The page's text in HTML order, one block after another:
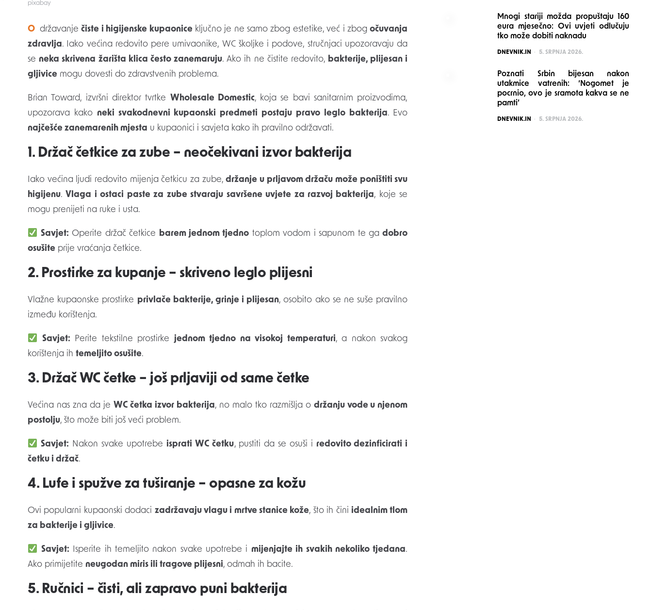
pixabay
Održavanječiste i higijenske kupaonice ključno je ne samo zbog estetike, već i zbogočuvanja
zdravlja. Iako većina redovito pere umivaonike, WC školjke i podove, stručnjaci upozoravaju da
se neka skrivena žarišta klica često zanemaruju. Ako ih ne čistite redovito, bakterije, plijesan i
gljivice mogu dovesti do zdravstvenih problema.
Brian Toward, izvršni direktor tvrtke Wholesale Domestic, koja se bavi sanitarnim proizvodima,
upozorava kako neki svakodnevni kupaonski predmeti postaju pravo leglo bakterija. Evo
najčešće zanemarenih mjesta u kupaonici i savjeta kako ih pravilno održavati.
1. Držač četkice za zube – neočekivani izvor bakterija
Iako većina ljudi redovito mijenja četkicu za zube,držanje u prljavom držaču može poništiti svu
higijenu. Vlaga i ostaci paste za zube stvaraju savršene uvjete za razvoj bakterija, koje se
mogu prenijeti na ruke i usta.
Savjet: Operite držač četkice barem jednom tjedno toplom vodom i sapunom te gadobro
osušite prije vraćanja četkice.
2. Prostirke za kupanje – skriveno leglo plijesni
Vlažne kupaonske prostirke privlače bakterije, grinje i plijesan, osobito ako se ne suše pravilno
između korištenja.
Savjet: Perite tekstilne prostirke jednom tjedno na visokoj temperaturi, a nakon svakog
korištenja ih temeljito osušite.
3. Držač WC četke – još prljaviji od same četke
Većina nas zna da je WC četka izvor bakterija, no malo tko razmišlja o držanju vode u njenom
postolju, što može biti još veći problem.
Savjet: Nakon svake upotrebe isprati WC četku, pustiti da se osuši i redovito dezinficirati i
četku i držač.
4. Lufe i spužve za tuširanje – opasne za kožu
Ovi popularni kupaonski dodaci zadržavaju vlagu i mrtve stanice kože, što ih čini idealnim tlom
za bakterije i gljivice.
Savjet: Isperite ih temeljito nakon svake upotrebe i mijenjajte ih svakih nekoliko tjedana.
Ako primijetite neugodan miris ili tragove plijesni, odmah ih bacite.
5. Ručnici – čisti, ali zapravo puni bakterija
Mnogi stariji možda propuštaju 160
eura mjesečno: Ovi uvjeti odlučuju
tko može dobiti naknadu
POSTED
DNEVNIK.IN 5. SRPNJA 2026.
Poznati Srbin bijesan nakon
utakmice vatrenih: ‘Nogomet je
pocrnio, ovo je sramota kakva se ne
pamti’
POSTED
DNEVNIK.IN 5. SRPNJA 2026.